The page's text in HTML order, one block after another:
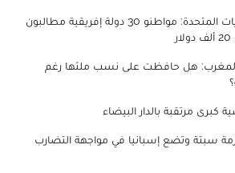
تأشيرة الدخول للولايات المتحدة: مواطنو 30 دولة إفريقية مطالبون
هل حافظت على نسب ملئها رغم
كبرى مرتقبة بالدار البيضاء
سبتة وتضع إسبانيا في مواجهة التضارب